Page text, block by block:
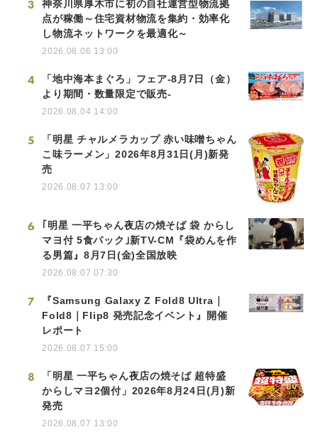
3
神奈川県厚木市に初の自社運営型物流拠
点が稼働～住宅資材物流を集約・効率化
し物流ネットワークを最適化～
2026.08.06 13:00
4
「地中海本まぐろ」フェア-8月7日（金）
より期間・数量限定で販売-
2026.08.04 14:00
5
「明星 チャルメラカップ 赤い味噌ちゃん
こ味ラーメン」2026年8月31日(月)新発
売
2026.08.07 13:00
6
｢明星 一平ちゃん夜店の焼そば 袋 からし
マヨ付 5食パック｣新TV-CM『袋めんを作
る男篇』8月7日(金)全国放映
2026.08.07 07:30
7
『Samsung Galaxy Z Fold8 Ultra｜
Fold8｜Flip8 発売記念イベント』開催
レポート
2026.08.07 15:00
8
「明星 一平ちゃん夜店の焼そば 超特盛
からしマヨ2個付」2026年8月24日(月)新
発売
2026.08.07 13:00